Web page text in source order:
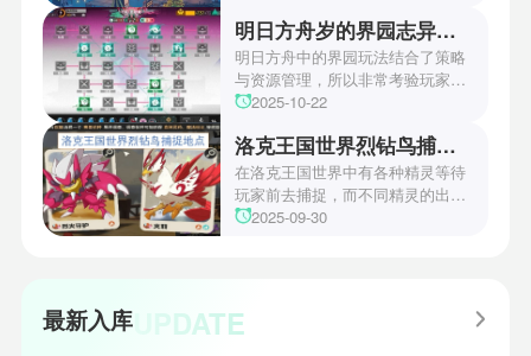
机关破谜范式第四关通关方法，助
玩家们能够顺利通关！有兴趣的玩
家们快来一起看看吧！
明日方舟岁的界园志异攻略
明日方舟中的界园玩法结合了策略
与资源管理，所以非常考验玩家的
操作和规划能力。游戏里拥有先
丰富多样的角色体系足以满足不同
战术需求。电表倒转是界园中的核
心挑战之一，玩家需合理利用通宝
和特殊钱币进行资源转换。明日方
乐趣和探索深度，丰富了玩家的游
2025-10-22
洛克王国世界烈钻鸟捕捉地点
在洛克王国世界中有各种精灵等待
玩家前去捕捉，而不同精灵的出现
地点和捕捉方式也各不相同。有少
2025-09-30
最新入库UPDATE